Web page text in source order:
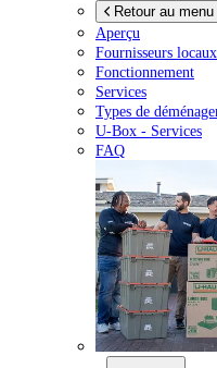
Retour au
Aperçu
Fournisseurs locaux
Fonctionnement
Services
Types de
U-Box - Services
FAQ